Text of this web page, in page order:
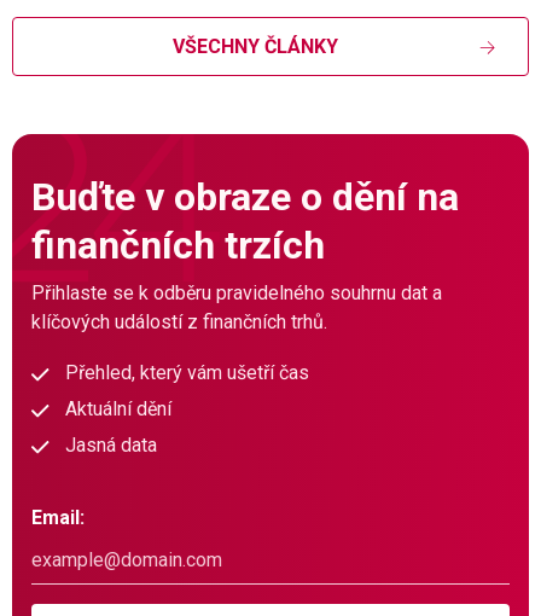
VŠECHNY ČLÁNKY
Buďte v obraze o dění na
finančních trzích
Přihlaste se k odběru pravidelného souhrnu dat a
klíčových událostí z finančních trhů.
Přehled, který vám ušetří čas
Aktuální dění
Jasná data
Email: